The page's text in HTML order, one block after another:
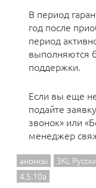
В период
год после
период
выполняются
поддержки.
Если вы еще
подайте
звонок» или
менеджер
анонсы 3KL
4.5.10a